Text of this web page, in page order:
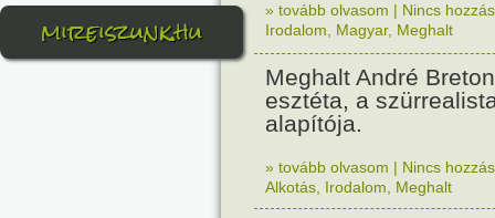
mireiszunk.hu » tovább olvasom | Nincs
Irodalom
Magyar, Meghalt
Meghalt André
esztéta, a
alapítója.
» tovább olvasom | Nincs
Alkotás Irodalom Meghalt